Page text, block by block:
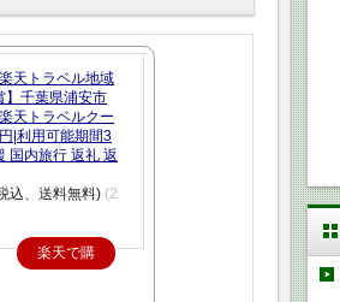
天トラベル地域
】千葉県浦安市
天トラベルクー
|利用可能期間3
国内旅行 返礼 返
込、送料無料) (2
楽天で購